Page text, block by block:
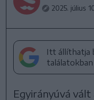
2025. július
Itt állíthatja
találatokban
Egyirányúvá vált